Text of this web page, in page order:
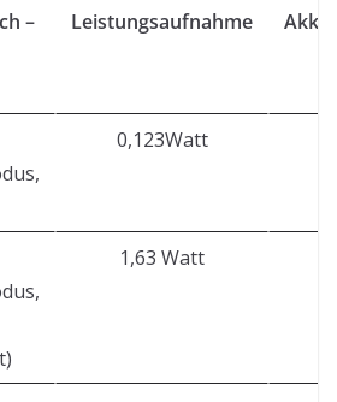
–
Leistungsaufnahme
0,123Watt
1,63 Watt